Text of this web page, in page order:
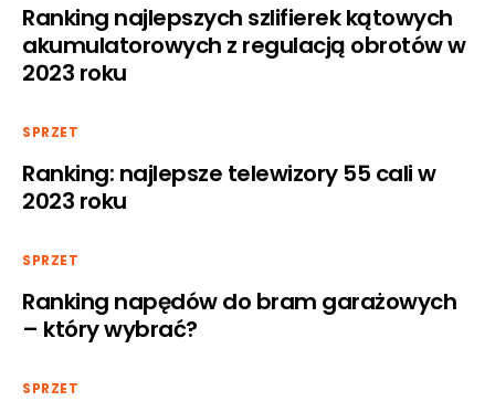
Ranking najlepszych szlifierek kątowych
akumulatorowych z regulacją obrotów w
2023 roku
SPRZET
Ranking: najlepsze telewizory 55 cali w
2023 roku
SPRZET
Ranking napędów do bram garażowych
– który wybrać?
SPRZET